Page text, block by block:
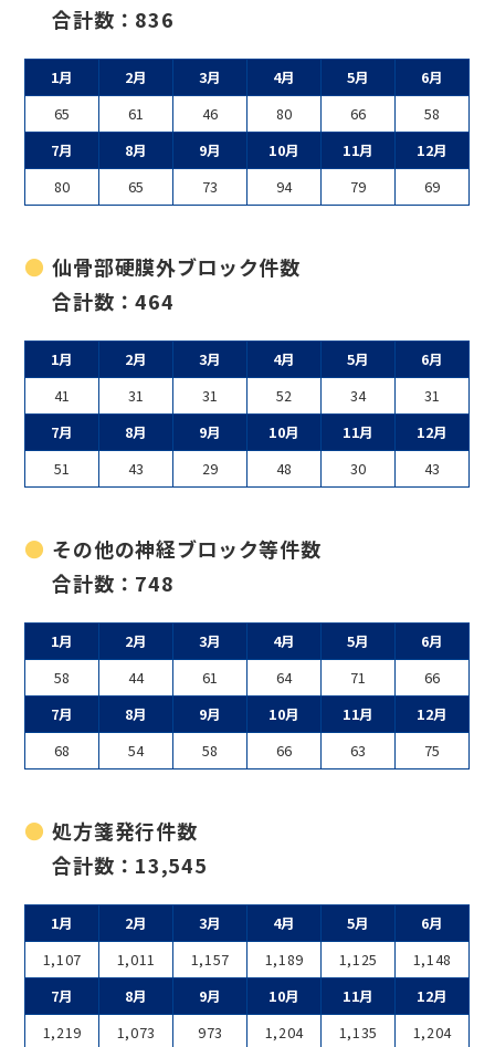
合計数：836
1月 2月 3月 4月 5月
6月
65
61 46 80 66
58
7月
8月 9月 10月 11月
12月
80
65 73 94 79 69
仙骨部硬膜外ブロック件数
合計数：464
1月 2月 3月 4月 5月
6月
41
31 31 52 34
31
7月
8月 9月 10月 11月
12月
51
43 29 48 30 43
その他の神経ブロック等件数
合計数：748
1月 2月 3月 4月 5月
6月
58
44 61 64 71
66
7月
8月 9月 10月 11月
12月
68
54 58 66 63 75
処方箋発行件数
合計数：13,545
1月 2月 3月 4月 5月
6月
1,107
1,011 1,157 1,189 1,125
1,148
7月
8月 9月 10月 11月
12月
1,219
1,073 973 1,204 1,135 1,204